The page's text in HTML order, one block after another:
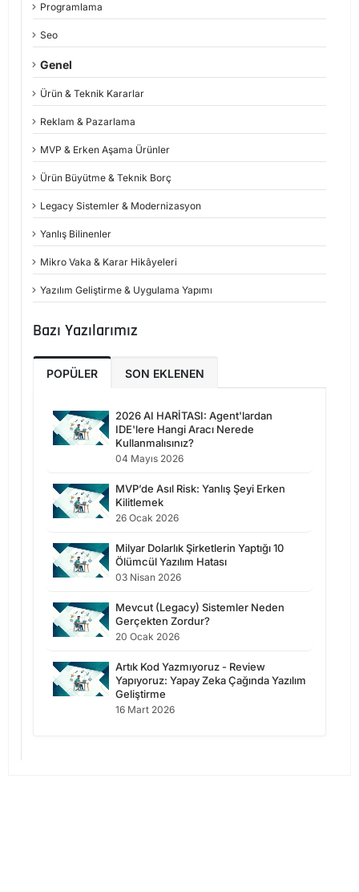
Programlama
Seo
Genel
Ürün & Teknik Kararlar
Reklam & Pazarlama
MVP & Erken Aşama Ürünler
Ürün Büyütme & Teknik Borç
Legacy Sistemler & Modernizasyon
Yanlış Bilinenler
Mikro Vaka & Karar Hikâyeleri
Yazılım Geliştirme & Uygulama Yapımı
Bazı Yazılarımız
POPÜLER SON EKLENEN
2026 AI HARİTASI: Agent'lardan
IDE'lere Hangi Aracı Nerede
Kullanmalısınız?
04 Mayıs 2026
MVP’de Asıl Risk: Yanlış Şeyi Erken
Kilitlemek
26 Ocak 2026
Milyar Dolarlık Şirketlerin Yaptığı 10
Ölümcül Yazılım Hatası
03 Nisan 2026
Mevcut (Legacy) Sistemler Neden
Gerçekten Zordur?
20 Ocak 2026
Artık Kod Yazmıyoruz - Review
Yapıyoruz: Yapay Zeka Çağında Yazılım
Geliştirme
16 Mart 2026